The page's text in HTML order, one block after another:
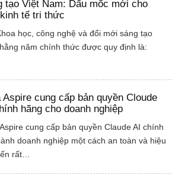
tạo Việt Nam: Dấu mốc mới cho
tế tri thức
học, công nghệ và đổi mới sáng tạo
năm chính thức được quy định là:
Aspire cung cấp bản quyền Cloude
hãng cho doanh nghiệp
cung cấp bản quyền Claude AI chính
doanh nghiệp một cách an toàn và hiệu
rất…